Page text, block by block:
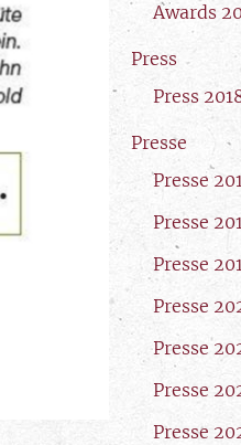
Awards
Press
Press
Presse
Presse
Presse
Presse
Presse
Presse
Presse
Presse